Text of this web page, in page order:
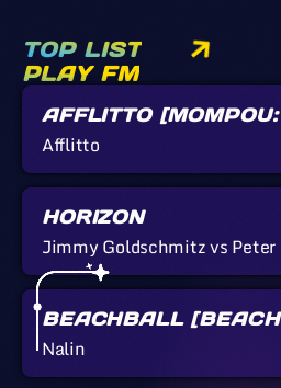
TOP LIST
PLAY FM
AFFLITTO
CALLADA]
Afflitto
HORIZON
Jimmy Goldschmitz vs Peter
BEACHBALL
Nalin